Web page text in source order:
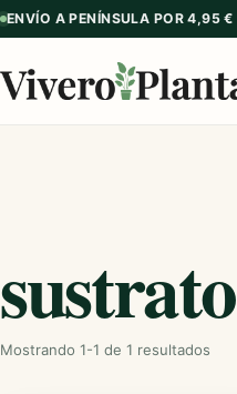
ENVÍO A PENÍNSULA POR 4,95 €
Mostrando 1-1 de 1 resultados